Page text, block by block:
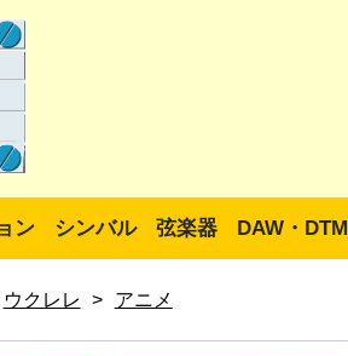
ン シンバル 弦楽器 DAW・DTM
ウクレレ > アニメ